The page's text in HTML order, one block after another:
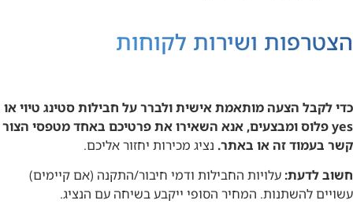
הצטרפות ושירות לקוחות
כדי לקבל הצעה מותאמת אישית ולברר על חבילות סטינג טיוי או
yes פלוס ומבצעים, אנא השאירו את פרטיכם באחד מטפסי הצור
קשר בעמוד זה או באתר. נציג מכירות יחזור אליכם.
חשוב לדעת: עלויות החבילות ודמי חיבור/התקנה (אם קיימים)
עשויים להשתנות. המחיר הסופי ייקבע בשיחה עם הנציג.